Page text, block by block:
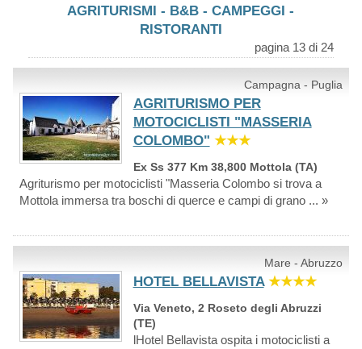
AGRITURISMI - B&B - CAMPEGGI -
RISTORANTI
pagina 13 di 24
Campagna - Puglia
AGRITURISMO PER
MOTOCICLISTI "MASSERIA
COLOMBO" ★★★
Ex Ss 377 Km 38,800 Mottola (TA)
Agriturismo per motociclisti "Masseria Colombo si trova a
Mottola immersa tra boschi di querce e campi di grano ... »
Mare - Abruzzo
HOTEL BELLAVISTA ★★★★
Via Veneto, 2 Roseto degli Abruzzi
(TE)
lHotel Bellavista ospita i motociclisti a